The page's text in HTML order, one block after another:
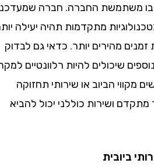
החברה. חברה שמעדכנת
מתקדמות תהיה יעילה יותר
מהירים יותר. כדאי גם לבדוק
להיות רלוונטיים למקרה
הביוב או שירותי תחזוקה
ושירות כוללני יכול להביא